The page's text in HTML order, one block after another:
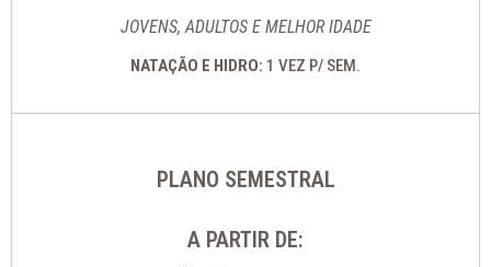
JOVENS, ADULTOS E MELHOR IDADE
NATAÇÃO E HIDRO: 1 VEZ P/ SEM.
PLANO SEMESTRAL
A PARTIR DE: